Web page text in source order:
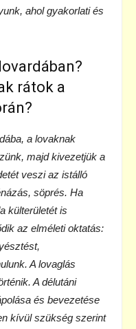
ahol gyakorlati és
rátok a
a lovaknak
majd kivezetjük a
veszi az istálló
söprés. Ha
külterületét is
az elméleti oktatás:
A lovaglás
A délutáni
és bevezetése
kívül szükség szerint